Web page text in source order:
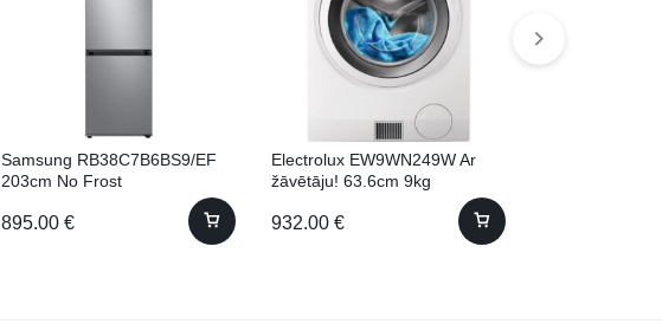
Samsung RB38C7B6BS9/EF
203cm No Frost
895.00 €
Electrolux EW9WN249W Ar
žāvētāju! 63.6cm 9kg
932.00 €